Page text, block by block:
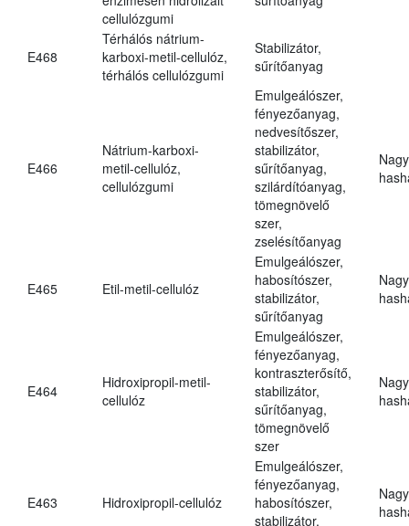
cellulózgumi
E468
Térhálós nátrium-
karboxi-metil-cellulóz,
térhálós cellulózgumi
Stabilizátor,
sűrítőanyag
E466
Nátrium-karboxi-
metil-cellulóz,
cellulózgumi
Emulgeálószer,
fényezőanyag,
nedvesítőszer,
stabilizátor,
sűrítőanyag,
szilárdítóanyag,
tömegnövelő
szer,
zselésítőanyag
E465 Etil-metil-cellulóz
Emulgeálószer,
habosítószer,
stabilizátor,
sűrítőanyag
E464
Hidroxipropil-metil-
cellulóz
Emulgeálószer,
fényezőanyag,
kontraszterősítő,
stabilizátor,
sűrítőanyag,
tömegnövelő
szer
E463 Hidroxipropil-cellulóz
Emulgeálószer,
fényezőanyag,
habosítószer,
stabilizátor,